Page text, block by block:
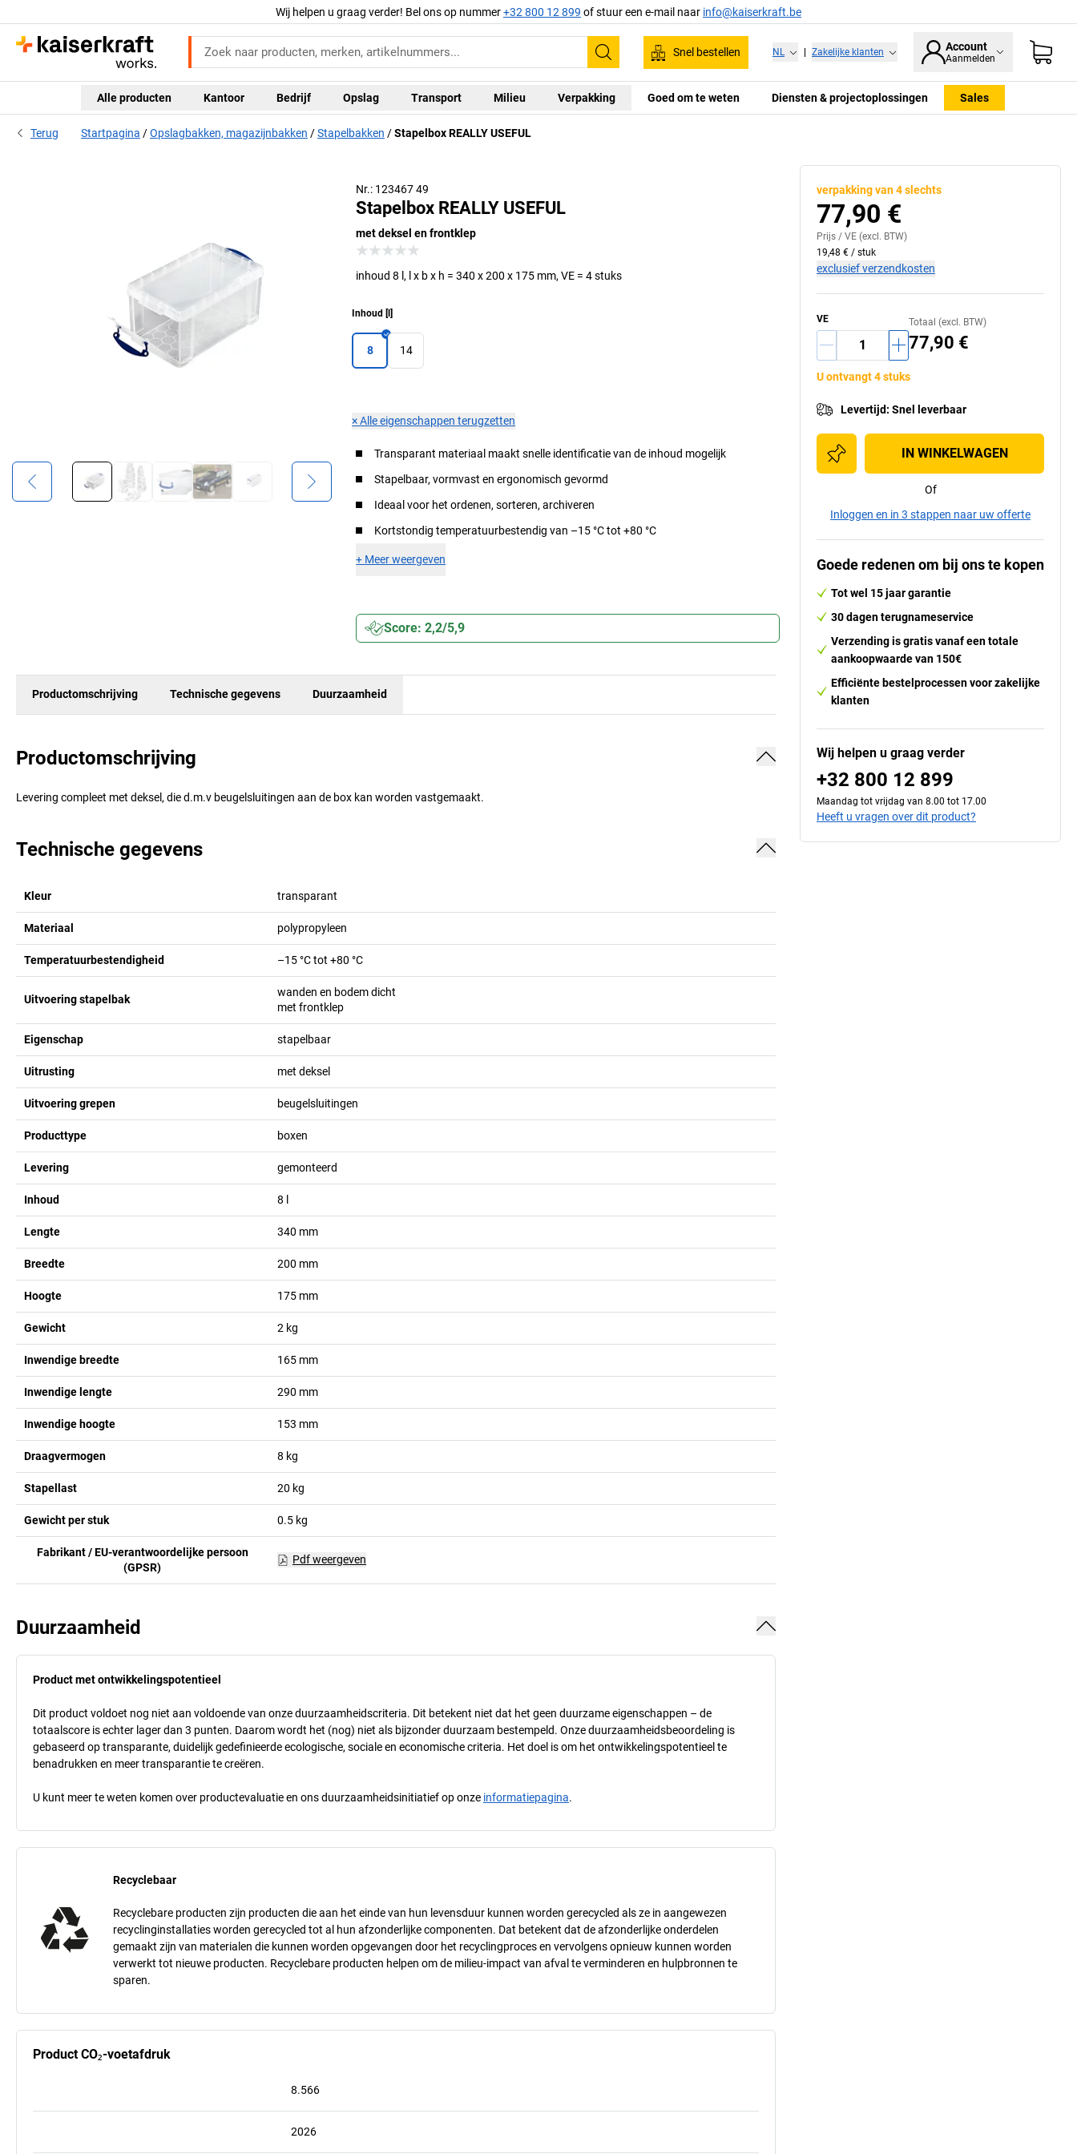
Wij helpen u graag verder! Bel ons op nummer+32 800 12 899 of stuur een e-mail naar info@kaiserkraft.be
Zoeken
Snel bestellen NL Zakelijke klanten Account
Aanmelden
Alle producten Kantoor Bedrijf Opslag Transport Milieu Verpakking Goed om te weten Diensten & projectoplossingen Sales
Terug Startpagina Opslagbakken, magazijnbakken Stapelbakken Stapelbox REALLY USEFUL
Nr.: 123467 49
Stapelbox REALLY USEFUL
met deksel en frontklep
inhoud 8 l, l x b x h = 340 x 200 x 175 mm, VE = 4 stuks
Inhoud [l]
8 14
×Alle eigenschappen terugzetten
Transparant materiaal maakt snelle identificatie van de inhoud mogelijk
Stapelbaar, vormvast en ergonomisch gevormd
Ideaal voor het ordenen, sorteren, archiveren
Kortstondig temperatuurbestendig van –15 °C tot +80 °C
+ Meer weergeven
Score: 2,2/5,9
Productomschrijving Technische gegevens Duurzaamheid
Productomschrijving
Levering compleet met deksel, die d.m.v beugelsluitingen aan de box kan worden vastgemaakt.
Technische gegevens
Kleur transparant
Materiaal polypropyleen
Temperatuurbestendigheid –15 °C tot +80 °C
Uitvoering stapelbak
wanden en bodem dicht
met frontklep
Eigenschap stapelbaar
Uitrusting met deksel
Uitvoering grepen beugelsluitingen
Producttype boxen
Levering gemonteerd
Inhoud 8
Lengte 340 mm
Breedte 200 mm
Hoogte 175 mm
Gewicht 2 kg
Inwendige breedte 165 mm
Inwendige lengte 290 mm
Inwendige hoogte 153 mm
Draagvermogen 8 kg
Stapellast 20 kg
Gewicht per stuk 0.5 kg
Fabrikant / EU-verantwoordelijke persoon
(GPSR)
Pdf weergeven
Duurzaamheid
Product met ontwikkelingspotentieel
Dit product voldoet nog niet aan voldoende van onze duurzaamheidscriteria. Dit betekent niet dat het geen duurzame eigenschappen – de
totaalscore is echter lager dan 3 punten. Daarom wordt het (nog) niet als bijzonder duurzaam bestempeld. Onze duurzaamheidsbeoordeling is
gebaseerd op transparante, duidelijk gedefinieerde ecologische, sociale en economische criteria. Het doel is om het ontwikkelingspotentieel te
benadrukken en meer transparantie te creëren.
U kunt meer te weten komen over productevaluatie en ons duurzaamheidsinitiatief op onze informatiepagina.
Recyclebaar
Recyclebare producten zijn producten die aan het einde van hun levensduur kunnen worden gerecycled als ze in aangewezen
recyclinginstallaties worden gerecycled tot al hun afzonderlijke componenten. Dat betekent dat de afzonderlijke onderdelen
gemaakt zijn van materialen die kunnen worden opgevangen door het recyclingproces en vervolgens opnieuw kunnen worden
verwerkt tot nieuwe producten. Recyclebare producten helpen om de milieu-impact van afval te verminderen en hulpbronnen te
sparen.
Product CO₂-voetafdruk
8.566
2026
verpakking van 4 slechts
77,90 €
Prijs / VE (excl. BTW)
19,48 € / stuk
exclusief verzendkosten
VE Totaal (excl. BTW)
77,90 €
U ontvangt 4 stuks
Levertijd: Snel leverbaar
IN WINKELWAGEN
Of
Inloggen en in 3 stappen naar uw offerte
Goede redenen om bij ons te kopen
Tot wel 15 jaar garantie
30 dagen terugnameservice
Verzending is gratis vanaf een totale
aankoopwaarde van 150€
Efficiënte bestelprocessen voor zakelijke
klanten
Wij helpen u graag verder
+32 800 12 899
Maandag tot vrijdag van 8.00 tot 17.00
Heeft u vragen over dit product?